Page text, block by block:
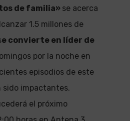
de familia» se acerca
1.5 millones de
e convierte en líder de
por la noche en
episodios de este
sido impactantes.
el próximo